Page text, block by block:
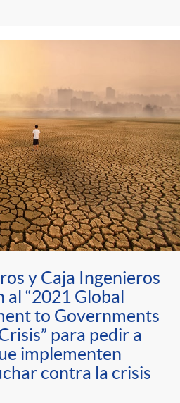
y Caja Ingenieros
al “2021 Global
to Governments
para pedir a
implementen
contra la crisis